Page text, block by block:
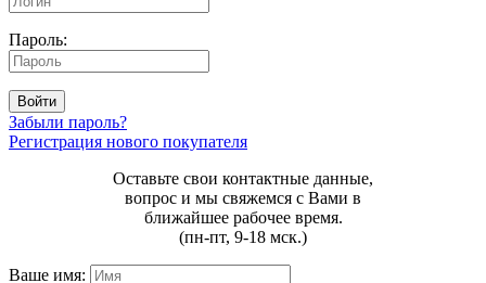
Пароль:
Войти
Забыли пароль?
Регистрация нового покупателя
Оставьте свои контактные данные,
вопрос и мы свяжемся с Вами в
ближайшее рабочее время.
(пн-пт, 9-18 мск.)
Ваше имя: